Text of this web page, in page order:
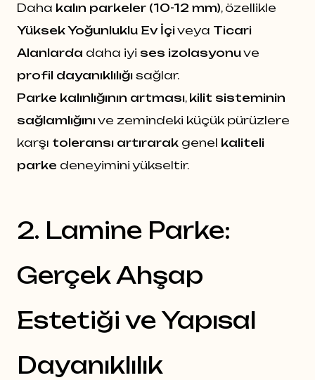
Daha kalın parkeler (10-12 mm), özellikle
Yüksek Yoğunluklu Ev İçiveya Ticari
Alanlarda daha iyi ses izolasyonuve
profil dayanıklılığı sağlar.
Parke kalınlığının artması, kilit sisteminin
sağlamlığınıve zemindeki küçük pürüzlere
karşı toleransı artırarak genel kaliteli
parke deneyimini yükseltir.
2. Lamine Parke:
Gerçek Ahşap
Estetiği ve Yapısal
Dayanıklılık